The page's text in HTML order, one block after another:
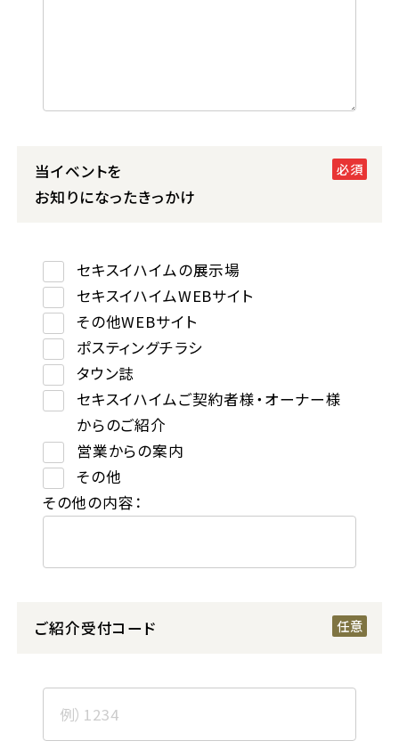
当イベントを
お知りになったきっかけ
セキスイハイムの展示場
セキスイハイムWEBサイト
その他WEBサイト
ポスティングチラシ
タウン誌
セキスイハイムご契約者様・オーナー様
からのご紹介
営業からの案内
その他
その他の内容：
ご紹介受付コード